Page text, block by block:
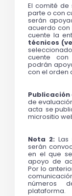
El comité de
parte o con
serán
acuerdo con
cuente la
técnicos
cuente con
podrán
con el orden
de
acta  se
micrositio
Nota 2:
serán
en el que
apoyo de
Por lo
números
plataforma.